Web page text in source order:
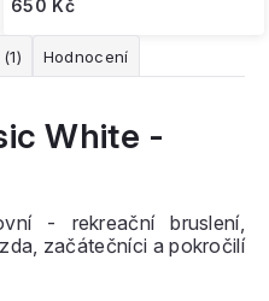
650 Kč
Hodnocení
White -
- rekreační bruslení,
začátečníci a pokročilí